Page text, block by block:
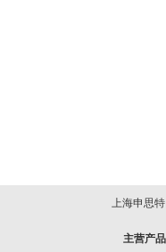
上海申思
主营产